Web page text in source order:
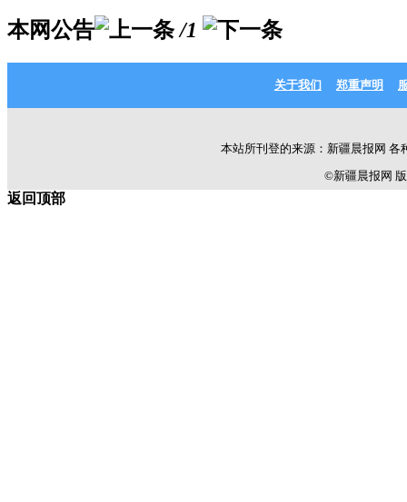
本网公告 /1
关于我们 郑重声明
本站所刊登的来源：新疆晨报网
©新疆晨报网 版
返回顶部